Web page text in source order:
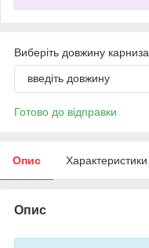
Виберіть довжину карниза
введіть довжину
Готово до відправки
Опис Характеристики
Опис